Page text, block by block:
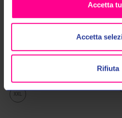
Accetta
Accetta
Rifiuta
GIACCA TERRITORY 2 FJT409
XXL